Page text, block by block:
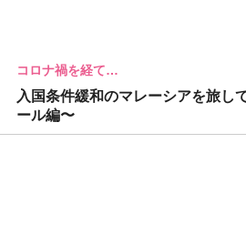
コロナ禍を経て…
入国条件緩和のマレーシアを旅し
ール編〜